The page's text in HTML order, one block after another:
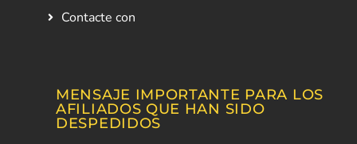
Contacte con
MENSAJE IMPORTANTE PARA LOS
AFILIADOS QUE HAN SIDO
DESPEDIDOS